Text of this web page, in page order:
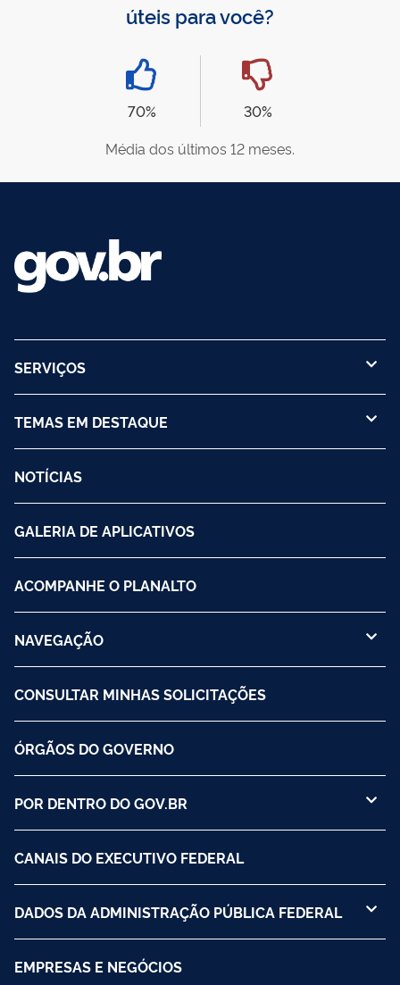
úteis para você?
70%
30%
Média dos últimos 12 meses.
SERVIÇOS
TEMAS EM DESTAQUE
NOTÍCIAS
GALERIA DE APLICATIVOS
ACOMPANHE O PLANALTO
NAVEGAÇÃO
CONSULTAR MINHAS SOLICITAÇÕES
ÓRGÃOS DO GOVERNO
POR DENTRO DO GOV.BR
CANAIS DO EXECUTIVO FEDERAL
DADOS DA ADMINISTRAÇÃO PÚBLICA FEDERAL
EMPRESAS E NEGÓCIOS